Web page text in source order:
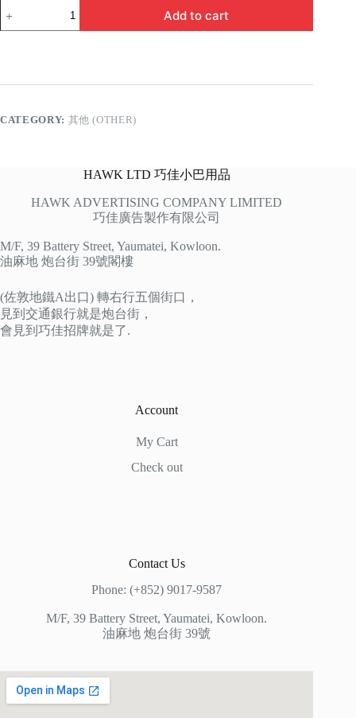
防
勿
家
Add to cart
CATEGORY: 其他 (OTHER)
HAWK LTD 巧佳小巴用品
HAWK ADVERTISING COMPANY LIMITED
巧佳廣告製作有限公司
M/F, 39 Battery Street, Yaumatei, Kowloon.
油麻地 炮台街 39號閣樓
(佐敦地鐵A出口) 轉右行五個街口，
見到交通銀行就是炮台街，
會見到巧佳招牌就是了.
Account
My Cart
Check out
Contact Us
Phone: (+852) 9017-9587
M/F, 39 Battery Street, Yaumatei, Kowloon.
油麻地 炮台街 39號